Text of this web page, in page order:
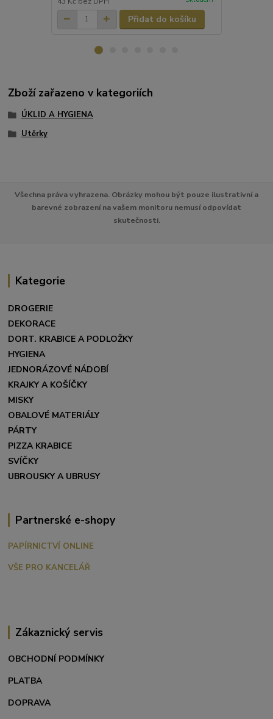
Přidat do košíku
Zboží zařazeno v kategoriích
ÚKLID A HYGIENA
Utěrky
Všechna práva vyhrazena. Obrázky mohou být pouze ilustrativní a
barevné zobrazení na vašem monitoru nemusí odpovídat
skutečnosti.
Kategorie
DROGERIE
DEKORACE
DORT. KRABICE A PODLOŽKY
HYGIENA
JEDNORÁZOVÉ NÁDOBÍ
KRAJKY A KOŠÍČKY
MISKY
OBALOVÉ MATERIÁLY
PÁRTY
PIZZA KRABICE
SVÍČKY
UBROUSKY A UBRUSY
Partnerské e-shopy
PAPÍRNICTVÍ ONLINE
VŠE PRO KANCELÁŘ
Zákaznický servis
OBCHODNÍ PODMÍNKY
PLATBA
DOPRAVA